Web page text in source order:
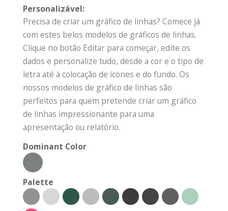
Personalizável:
Precisa de criar um gráfico de linhas? Comece já
com estes belos modelos de gráficos de linhas.
Clique no botão Editar para começar, edite os
dados e personalize tudo, desde a cor e o tipo de
letra até à colocação de ícones e do fundo. Os
nossos modelos de gráfico de linhas são
perfeitos para quem pretende criar um gráfico
de linhas impressionante para uma
apresentação ou relatório.
Dominant Color
Palette